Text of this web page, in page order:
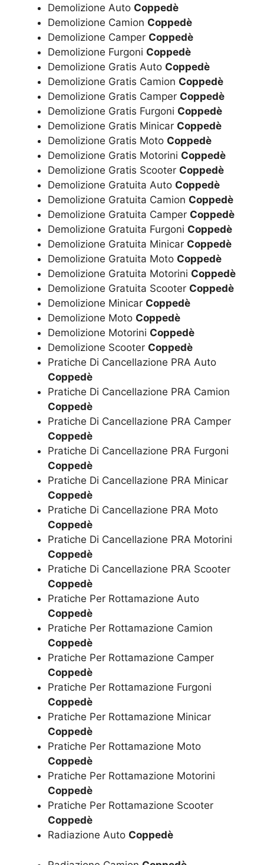
Demolizione Auto Coppedè
Demolizione Camion Coppedè
Demolizione Camper Coppedè
Demolizione Furgoni Coppedè
Demolizione Gratis Auto Coppedè
Demolizione Gratis Camion Coppedè
Demolizione Gratis Camper Coppedè
Demolizione Gratis Furgoni Coppedè
Demolizione Gratis Minicar Coppedè
Demolizione Gratis Moto Coppedè
Demolizione Gratis Motorini Coppedè
Demolizione Gratis Scooter Coppedè
Demolizione Gratuita Auto Coppedè
Demolizione Gratuita Camion Coppedè
Demolizione Gratuita Camper Coppedè
Demolizione Gratuita Furgoni Coppedè
Demolizione Gratuita Minicar Coppedè
Demolizione Gratuita Moto Coppedè
Demolizione Gratuita Motorini Coppedè
Demolizione Gratuita Scooter Coppedè
Demolizione Minicar Coppedè
Demolizione Moto Coppedè
Demolizione Motorini Coppedè
Demolizione Scooter Coppedè
Pratiche Di Cancellazione PRA Auto
Coppedè
Pratiche Di Cancellazione PRA Camion
Coppedè
Pratiche Di Cancellazione PRA Camper
Coppedè
Pratiche Di Cancellazione PRA Furgoni
Coppedè
Pratiche Di Cancellazione PRA Minicar
Coppedè
Pratiche Di Cancellazione PRA Moto
Coppedè
Pratiche Di Cancellazione PRA Motorini
Coppedè
Pratiche Di Cancellazione PRA Scooter
Coppedè
Pratiche Per Rottamazione Auto
Coppedè
Pratiche Per Rottamazione Camion
Coppedè
Pratiche Per Rottamazione Camper
Coppedè
Pratiche Per Rottamazione Furgoni
Coppedè
Pratiche Per Rottamazione Minicar
Coppedè
Pratiche Per Rottamazione Moto
Coppedè
Pratiche Per Rottamazione Motorini
Coppedè
Pratiche Per Rottamazione Scooter
Coppedè
Radiazione Auto Coppedè